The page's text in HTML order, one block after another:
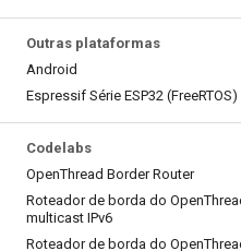
Outras plataformas
Android
Espressif Série ESP32 (FreeRTOS)
Codelabs
OpenThread Border Router
Roteador de borda do Open
multicast IPv6
Roteador de borda do Open